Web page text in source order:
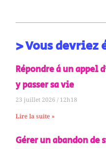
> Vous
Répondre à un appel
y passer sa vie
23 juillet 202612h18
Lire la suite »
Gérer un abandon de